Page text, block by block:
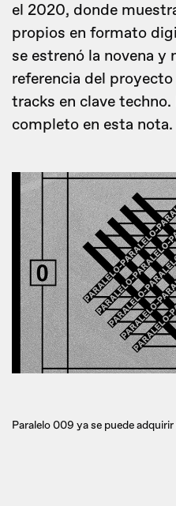
el 2020, donde
propios en formato
se estrenó la novena y
referencia del
tracks en clave techno.
completo en esta nota.
Paralelo 009 ya se puede